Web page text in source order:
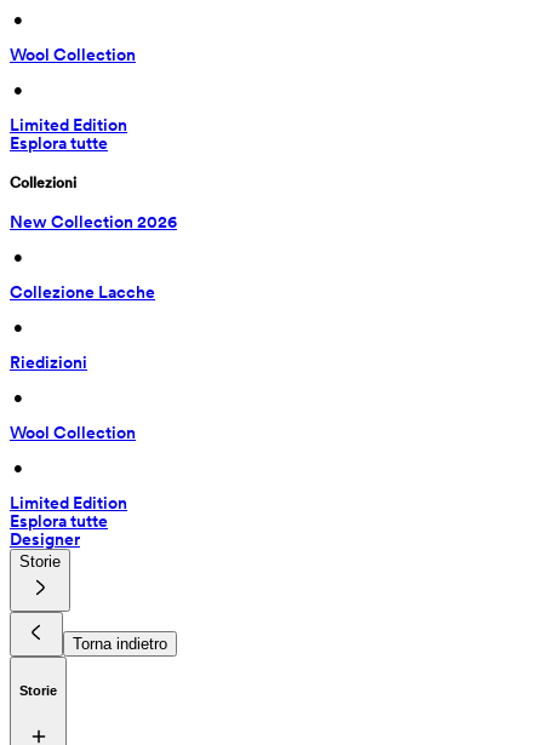
•
Wool Collection
•
Limited Edition
Esplora tutte
Collezioni
New Collection 2026
•
Collezione Lacche
•
Riedizioni
•
Wool Collection
•
Limited Edition
Esplora tutte
Designer
Storie
Torna indietro
Storie